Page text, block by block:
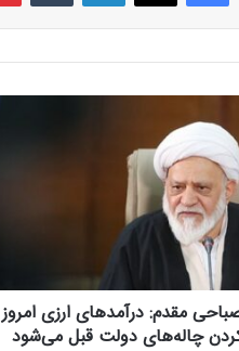
مقدم: درآمدهای ارزی امروز
چاله‌های دولت قبل می‌شود